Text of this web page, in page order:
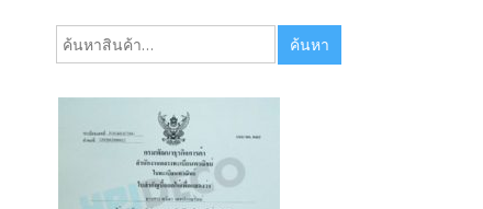
ค้นหา: ค้นหา